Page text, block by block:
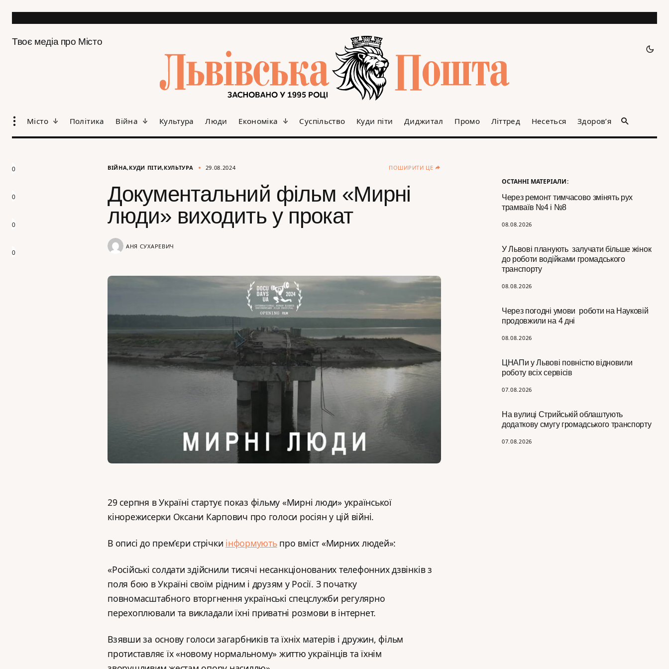
Твоє медіа про Місто
Місто Політика Війна Культура Люди Економіка Суспільство Куди піти Диджитал Промо Літтред Несеться Здоров’я
ОСТАННІ МАТЕРІАЛИ:
Через ремонт тимчасово змінять рух
трамваїв №4 і №8
08.08.2026
У Львові планують залучати більше жінок
до роботи водійками громадського
транспорту
08.08.2026
Через погодні умови роботи на Науковій
продовжили на 4 дні
08.08.2026
ЦНАПи у Львові повністю відновили
роботу всіх сервісів
07.08.2026
На вулиці Стрийській облаштують
додаткову смугу громадського транспорту
07.08.2026
ВІЙНА КУДИ ПІТИ КУЛЬТУРА 29.08.2024 ПОШИРИТИ ЦЕ
Документальний фільм «Мирні
люди» виходить у прокат
АНЯ СУХАРЕВИЧ
29 серпня в Україні стартує показ фільму «Мирні люди» української
кінорежисерки Оксани Карпович про голоси росіян у цій війні.
В описі до прем’єри стрічки інформуютьпро вміст «Мирних людей»:
«Російські солдати здійснили тисячі несанкціонованих телефонних дзвінків з
поля бою в Україні своїм рідним і друзям у Росії. З початку
повномасштабного вторгнення українські спецслужби регулярно
перехоплювали та викладали їхні приватні розмови в інтернет.
Взявши за основу голоси загарбників та їхніх матерів і дружин, фільм
протиставляє їх «новому нормальному» життю українців та їхнім
0
0
0
0